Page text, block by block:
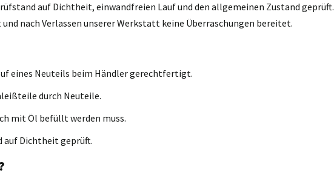
auf Dichtheit, einwandfreien Lauf und den allgemeinen Zustand geprüft.
nach Verlassen unserer Werkstatt keine Überraschungen bereitet.
eines Neuteils beim Händler gerechtfertigt.
durch Neuteile.
mit Öl befüllt werden muss.
auf Dichtheit geprüft.